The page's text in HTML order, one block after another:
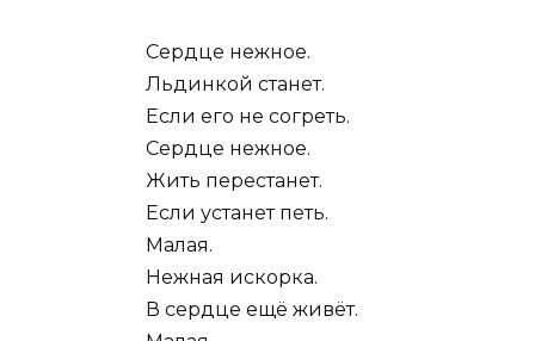
Сердце нежное.
Льдинкой станет.
Если его не согреть.
Сердце нежное.
Жить перестанет.
Если устанет петь.
Малая.
Нежная искорка.
В сердце ещё живёт.